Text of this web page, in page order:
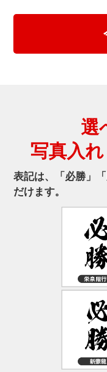
選
写真入
表記は、「必勝」
だけます。